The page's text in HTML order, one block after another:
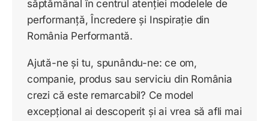
săptămânal în centrul atenției modelele de
performanță, Încredere și Inspirație din
România Performantă.
Ajută-ne și tu, spunându-ne: ce om,
companie, produs sau serviciu din România
crezi că este remarcabil? Ce model
excepțional ai descoperit și ai vrea să afli mai